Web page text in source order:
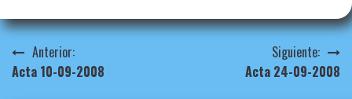
Navegación
de
Anterior:
Acta 10-09-2008
Siguiente:
Acta 24-09-2008